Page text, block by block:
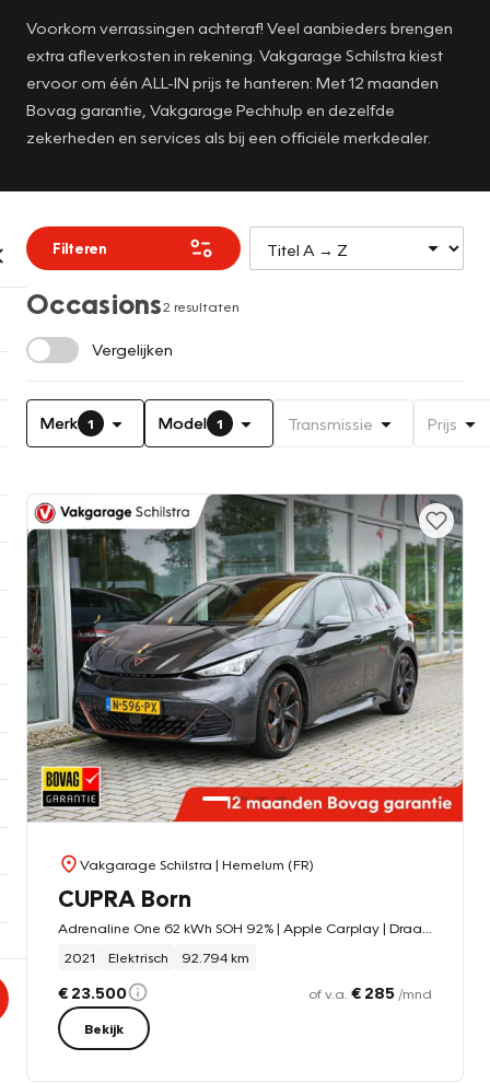
Voorkom verrassingen achteraf! Veel aanbieders brengen
extra afleverkosten in rekening. Vakgarage Schilstra kiest
ervoor om één ALL-IN prijs te hanteren: Met 12 maanden
Bovag garantie, Vakgarage Pechhulp en dezelfde
zekerheden en services als bij een officiële merkdealer.
Filteren
Occasions2 resultaten
Vergelijken
Merk 1 Model 1 Transmissie Prijs
Vakgarage Schilstra | Hemelum (FR)
CUPRA Born
2021
Elektrisch 92.794 km
€ 23.500 of v.a. € 285 /mnd
Bekijk